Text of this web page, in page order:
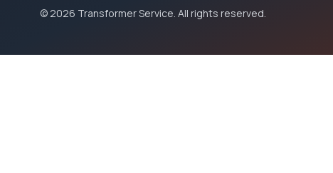
© 2026 Transformer Service. All rights reserved.